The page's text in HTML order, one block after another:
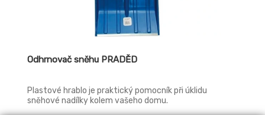
Odhrnovač sněhu PRADĚD
Plastové hrablo je praktický pomocník při úklidu
sněhové nadílky kolem vašeho domu.